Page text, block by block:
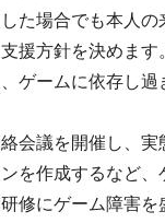
た場合でも本人
援方針を決めます
ゲームに依存し
会議を開催し、
を作成するなど
修にゲーム障害